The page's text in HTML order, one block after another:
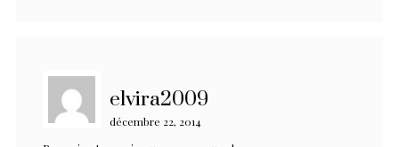
elvira2009
décembre 22, 2014